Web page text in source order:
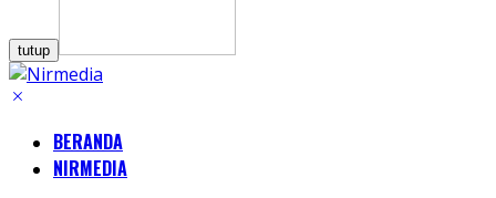
tutup
BERANDA
NIRMEDIA